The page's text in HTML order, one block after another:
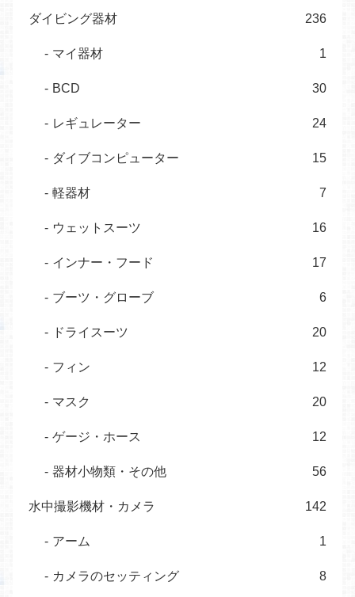
ダイビング器材 236
マイ器材 1
BCD 30
レギュレーター 24
ダイブコンピューター 15
軽器材 7
ウェットスーツ 16
インナー・フード 17
ブーツ・グローブ 6
ドライスーツ 20
フィン 12
マスク 20
ゲージ・ホース 12
器材小物類・その他 56
水中撮影機材・カメラ 142
アーム 1
カメラのセッティング 8